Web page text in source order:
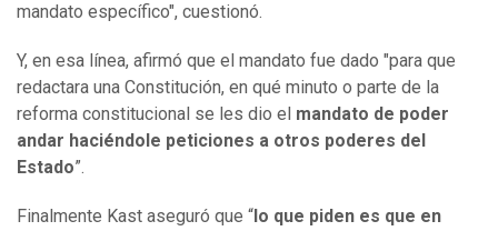
mandato específico", cuestionó.
Y, en esa línea, afirmó que el mandato fue dado "para que
redactara una Constitución, en qué minuto o parte de la
reforma constitucional se les dio el mandato de poder
andar haciéndole peticiones a otros poderes del
Estado”.
Finalmente Kast aseguró que “ lo que piden es que en